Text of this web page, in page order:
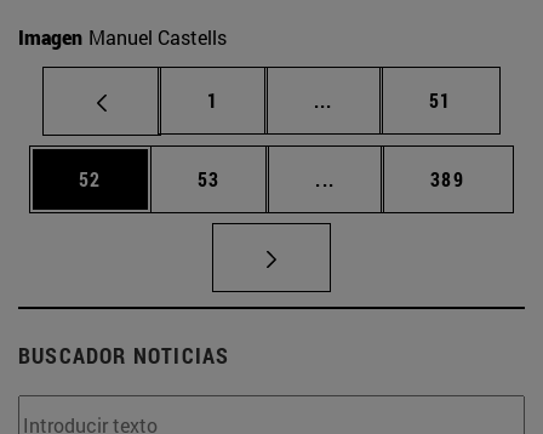
Imagen Manuel Castells
Página
1 ... Páginas intermedias
Página
51
Página
52 Página
53 ... Páginas intermedias
Página
389
BUSCADOR NOTICIAS